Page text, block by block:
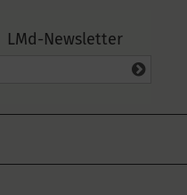
LMd-Newsletter